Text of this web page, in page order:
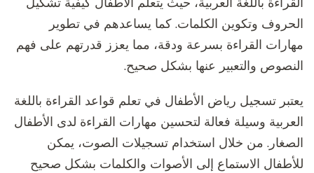
الحروف وتكوين الكلمات. كما يساعدهم في تطوير
مهارات القراءة بسرعة ودقة، مما يعزز قدرتهم على فهم
النصوص والتعبير عنها بشكل صحيح.
يعتبر تسجيل رياض الأطفال في تعلم قواعد القراءة باللغة
العربية وسيلة فعالة لتحسين مهارات القراءة لدى الأطفال
الصغار. من خلال استخدام تسجيلات الصوت، يمكن
للأطفال الاستماع إلى الأصوات والكلمات بشكل صحيح